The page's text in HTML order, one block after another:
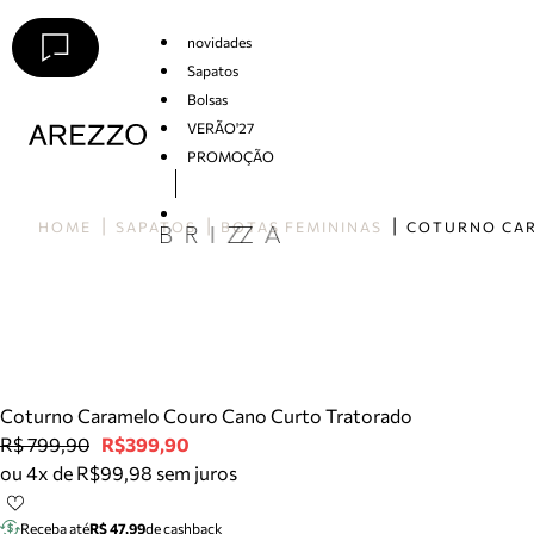
novidades
Sapatos
Bolsas
VERÃO'27
PROMOÇÃO
HOME SAPATOS BOTAS FEMININAS
Coturno Caramelo Couro Cano Curto Tratorado
R$ 799,90 R$399,90
ou 4x de R$99,98 sem juros
Receba atéR$ 47,99de cashback